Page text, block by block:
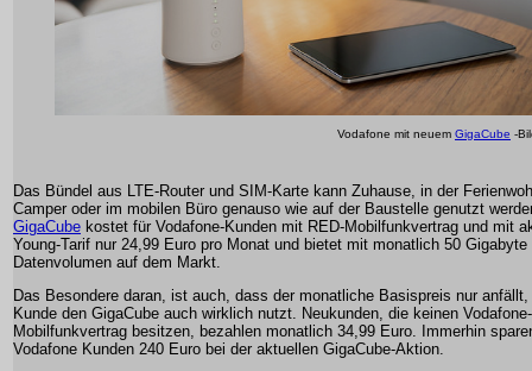
Vodafone mit neuem GigaCube -
Das Bündel aus LTE-Router und SIM-Karte kann Zuhause, in der
Camper oder im mobilen Büro genauso wie auf der Baustelle genutzt
GigaCube kostet für Vodafone-Kunden mit RED-Mobilfunkvertrag und mit
Young-Tarif nur 24,99 Euro pro Monat und bietet mit monatlich 50
Datenvolumen auf dem Markt.
Das Besondere daran, ist auch, dass der monatliche Basispreis nur anfällt,
Kunde den GigaCube auch wirklich nutzt. Neukunden, die keinen Vodafone-
Mobilfunkvertrag besitzen, bezahlen monatlich 34,99 Euro. Immerhin
Vodafone Kunden 240 Euro bei der aktuellen GigaCube-Aktion.